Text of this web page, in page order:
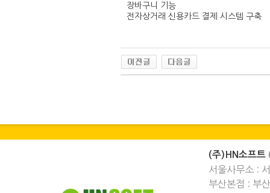
장바구니 기능
전자상거래 신용카드 결제 시스템 구축
(주)HN소프트
서울사무소 :
부산본점 : 부